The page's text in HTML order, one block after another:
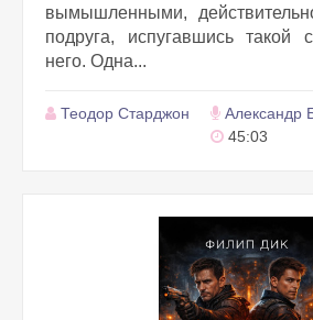
вымышленными,
подруга, испугавшись такой
него. Одна...
Теодор Старджон
Александр
45:03